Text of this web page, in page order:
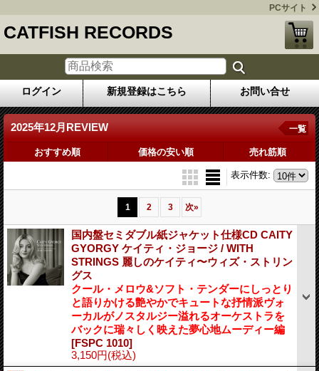
PCサイト
CATFISH RECORDS
ログイン 新規登録はこちら お問い合せ
2025年12月REVIEW 一覧
おすすめ順 価格の安い順 売れ筋順
表示件数:
1 2 3 次»
国内盤セミダブル紙ジャケット仕様CD CAITY
GYORGY ケイティ・ジョージ / WITH
STRINGS 麗しのケイティ〜ウィズ・ストリン
グス
クール・メロウ&ソフト・テンダーにしっとり
と語りかける艶やかでキュートな抒情派ヴォ
ーカルがノスタルジー溢れるオーケストラを
バックに瑞々しく映えた夢心地ムーディー編
[FSPC 1010]
3,150円(税込)